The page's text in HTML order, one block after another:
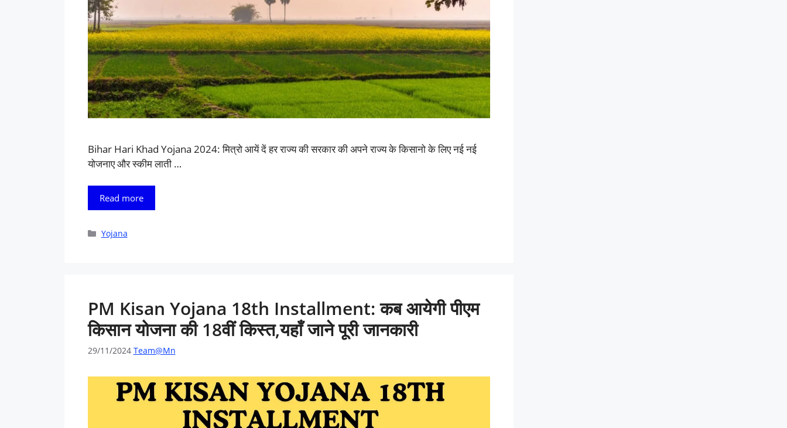
Bihar Hari Khad Yojana 2024: मित्रो आयें दें हर राज्य की सरकार की अपने राज्य के किसानो के लिए नई नई
योजनाए और स्कीम लाती …
Read more
Categories
Yojana
PM Kisan Yojana 18th Installment: कब आयेगी पीएम
किसान योजना की 18वीं किस्त,यहाँ जाने पूरी जानकारी
29/11/2024 Team@Mn